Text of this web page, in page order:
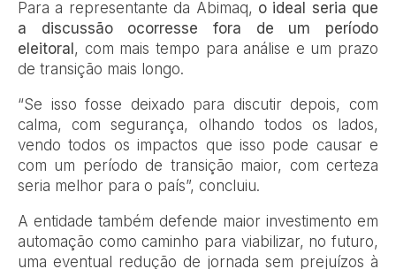
Para a representante da Abimaq, o ideal seria que
a discussão ocorresse fora de um período
eleitoral , com mais tempo para análise e um prazo
de transição mais longo.
“Se isso fosse deixado para discutir depois, com
calma, com segurança, olhando todos os lados,
vendo todos os impactos que isso pode causar e
com um período de transição maior, com certeza
seria melhor para o país”, concluiu.
A entidade também defende maior investimento em
automação como caminho para viabilizar, no futuro,
uma eventual redução de jornada sem prejuízos à